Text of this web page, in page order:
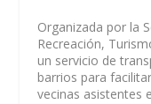
Organizada por la
Recreación,
un servicio de
barrios para
vecinas asistentes